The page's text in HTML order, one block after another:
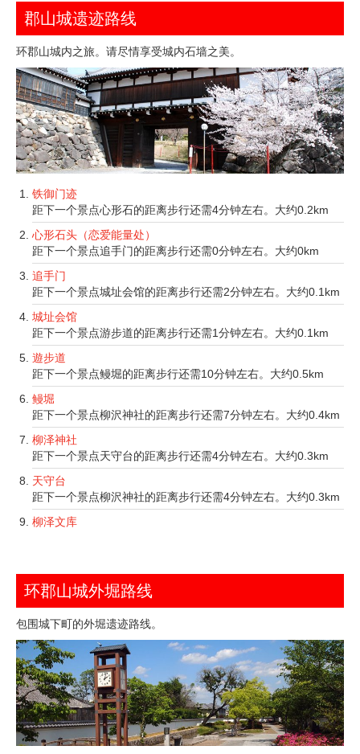
郡山城遗迹路线
环郡山城内之旅。请尽情享受城内石墙之美。
铁御门迹
距下一个景点心形石的距离步行还需4分钟左右。大约0.2km
心形石头（恋爱能量处）
距下一个景点追手门的距离步行还需0分钟左右。大约0km
追手门
距下一个景点城址会馆的距离步行还需2分钟左右。大约0.1km
城址会馆
距下一个景点游步道的距离步行还需1分钟左右。大约0.1km
遊步道
距下一个景点鳗堀的距离步行还需10分钟左右。大约0.5km
鳗堀
距下一个景点柳沢神社的距离步行还需7分钟左右。大约0.4km
柳泽神社
距下一个景点天守台的距离步行还需4分钟左右。大约0.3km
天守台
距下一个景点柳沢神社的距离步行还需4分钟左右。大约0.3km
柳泽文库
环郡山城外堀路线
包围城下町的外堀遗迹路线。